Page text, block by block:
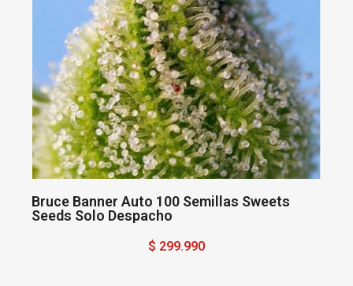
Bruce Banner Auto 100 Semillas Sweets
Seeds Solo Despacho
$ 299.990